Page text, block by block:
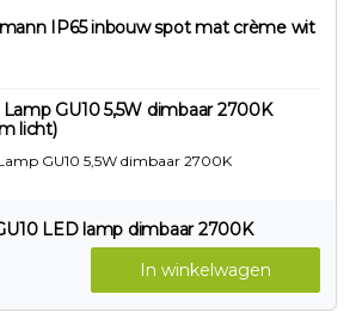
IP65 inbouw spot mat crème wit
Lamp GU10 5,5W dimbaar 2700K
licht)
GU10 5,5W dimbaar 2700K
LED lamp dimbaar 2700K
In winkelwagen